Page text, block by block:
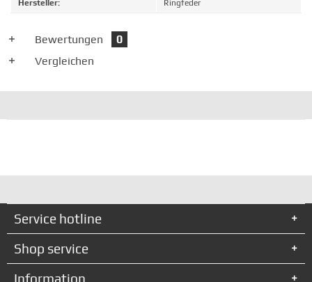
Hersteller:
Ringfeder
Bewertungen
0
Vergleichen
Service hotline
Shop service
Information